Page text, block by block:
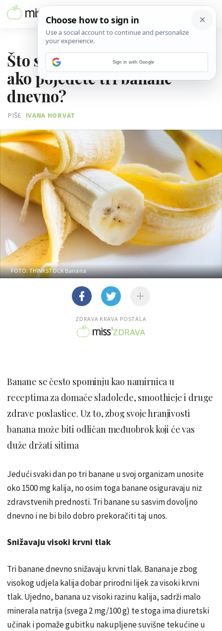
Što se događa vašem tijelu
ako pojedete tri banane
dnevno?
PIŠE IVANA HORVAT
FOTO: THINKSTOCKBanana
ZDRAVA KRAVA POSTALA
Banane se često spominju kao namirnica u
receptima za domaće sladolede, smoothieje i druge
zdrave poslastice. Uz to, zbog svoje hranjivosti
banana može biti odličan međuobrok koji će vas
duže držati sitima
Jedući svaki dan po tri banane u svoj organizam unosite
oko 1500 mg kalija, no osim toga banane osiguravaju niz
zdravstvenih prednosti. Tri banane su sasvim dovoljno
dnevno i ne bi bilo dobro prekoračiti taj unos.
Snižavaju visoki krvni tlak
Tri banane dnevno snižavaju krvni tlak. Banana je zbog
visokog udjela kalija dobar prirodni lijek za visoki krvni
tlak. Ujedno, banana uz visoki razinu kalija, sadrži malo
minerala natrija (svega 2 mg/100 g) te stoga ima diuretski
učinak i pomaže gubitku nakupljene suvišne tekućine u
Sign in with Google